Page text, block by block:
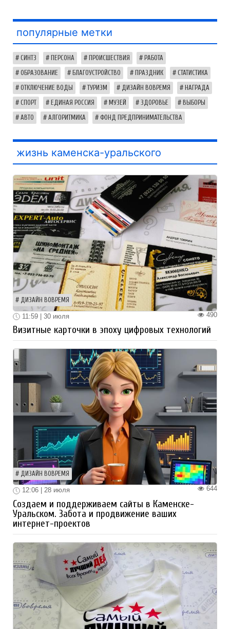
популярные метки
СИНТЗ ПЕРСОНА ПРОИСШЕСТВИЯ РАБОТА
ОБРАЗОВАНИЕ БЛАГОУСТРОЙСТВО ПРАЗДНИК СТАТИСТИКА
ОТКЛЮЧЕНИЕ ВОДЫ ТУРИЗМ ДИЗАЙН ВОВРЕМЯ НАГРАДА
СПОРТ ЕДИНАЯ РОССИЯ МУЗЕЙ ЗДОРОВЬЕ ВЫБОРЫ
АВТО АЛГОРИТМИКА ФОНД ПРЕДПРИНИМАТЕЛЬСТВА
жизнь каменска-уральского
ДИЗАЙН ВОВРЕМЯ
490
11:59 | 30 июля
Визитные карточки в эпоху цифровых технологий
ДИЗАЙН ВОВРЕМЯ
644
12:06 | 28 июля
Создаем и поддерживаем сайты в Каменске-
Уральском. Забота и продвижение ваших
интернет-проектов